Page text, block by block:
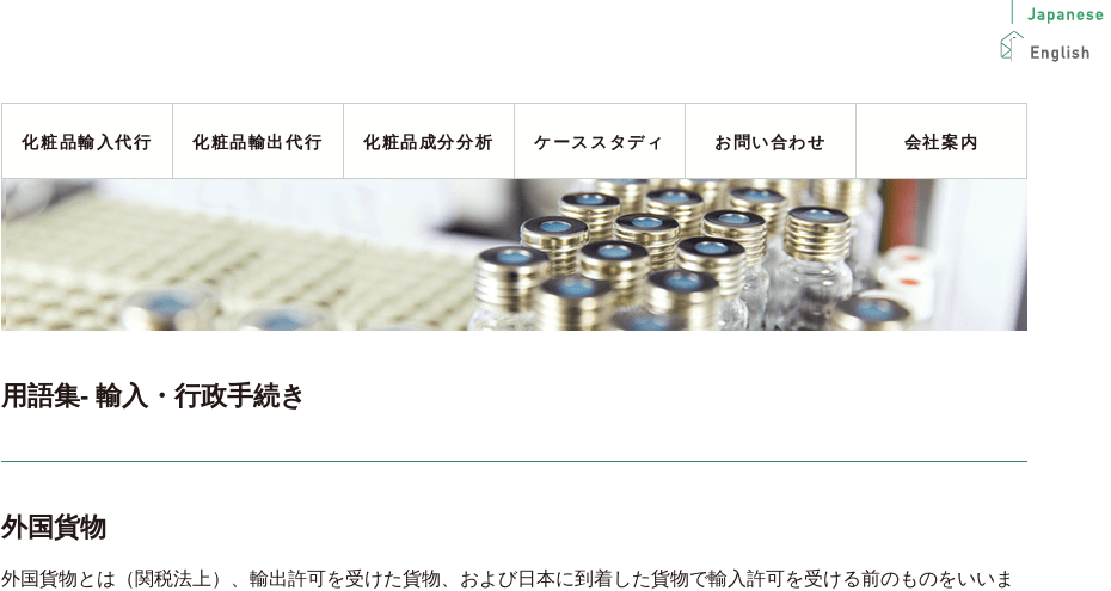
化粧品輸入代行 化粧品輸出代行 化粧品成分分析 ケーススタディ お問い合わせ 会社案内
用語集- 輸入・行政手続き
外国貨物
外国貨物とは（関税法上）、輸出許可を受けた貨物、および日本に到着した貨物で輸入許可を受ける前のものをいいま